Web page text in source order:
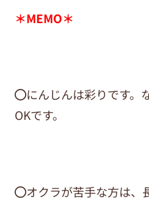
＊MEMO＊
⚫︎にんじんは彩りです。
OKです。
⚫︎オクラが苦手な方は、